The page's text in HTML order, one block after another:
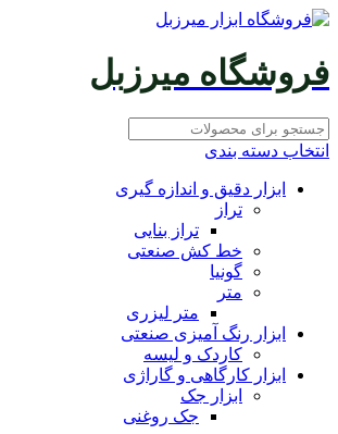
فروشگاه میرزبل
انتخاب دسته بندی
ابزار دقیق و اندازه گیری
تراز
تراز بنایی
خط کش صنعتی
گونیا
متر
متر لیزری
ابزار رنگ آمیزی صنعتی
کاردک و لیسه
ابزار کارگاهی و گاراژی
ابزار جک
جک روغنی